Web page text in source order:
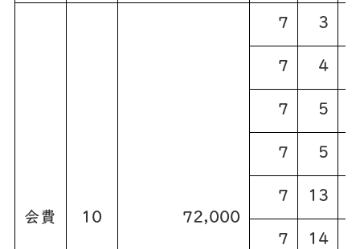
会費 10 72,000
7 3
7 4
7 5
7 5
7 13
7 14